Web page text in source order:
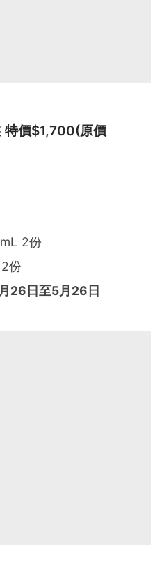
特價$1,700(原價
2份
份
26日至5月26日